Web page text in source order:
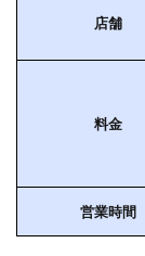
店舗
料金
営業時間